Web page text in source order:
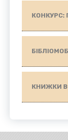
КОНКУРС:
КНИЖКИ